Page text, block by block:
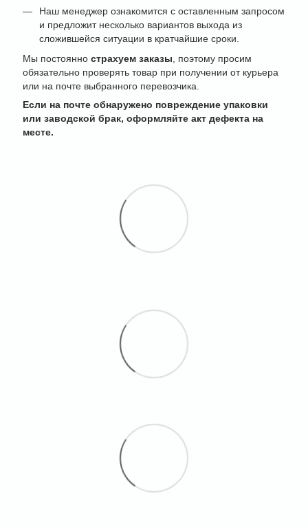
Наш менеджер ознакомится с оставленным запросом
и предложит несколько вариантов выхода из
сложившейся ситуации в кратчайшие сроки.
Мы постоянно страхуем заказы , поэтому просим
обязательно проверять товар при получении от курьера
или на почте выбранного перевозчика.
Если на почте обнаружено повреждение упаковки
или заводской брак, оформляйте акт дефекта на
месте.